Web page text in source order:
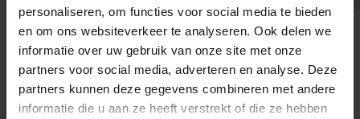
personaliseren, om functies voor social media te bieden
en om ons websiteverkeer te analyseren. Ook delen we
informatie over uw gebruik van onze site met onze
partners voor social media, adverteren en analyse. Deze
partners kunnen deze gegevens combineren met andere
informatie die u aan ze heeft verstrekt of die ze hebben